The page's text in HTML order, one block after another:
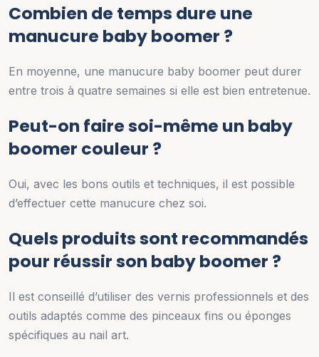
Combien de temps dure une
manucure baby boomer ?
En moyenne, une manucure baby boomer peut durer
entre trois à quatre semaines si elle est bien entretenue.
Peut-on faire soi-même un baby
boomer couleur ?
Oui, avec les bons outils et techniques, il est possible
d’effectuer cette manucure chez soi.
Quels produits sont recommandés
pour réussir son baby boomer ?
Il est conseillé d’utiliser des vernis professionnels et des
outils adaptés comme des pinceaux fins ou éponges
spécifiques au nail art.